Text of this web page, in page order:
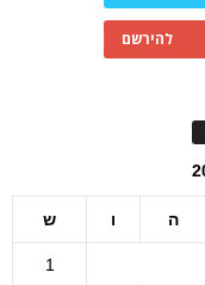
להירשם
ה ו ש
1